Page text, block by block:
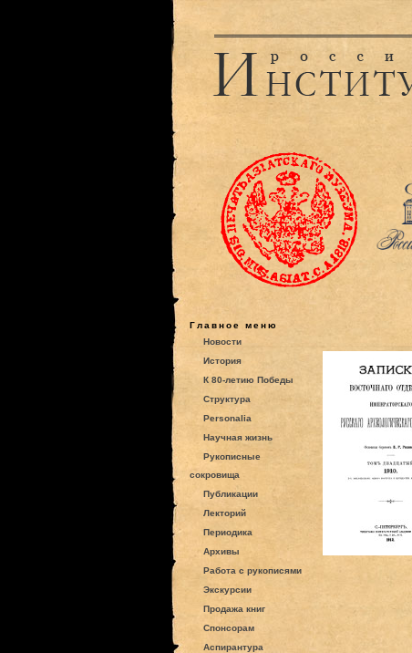
Главное меню
Новости
История
К 80-летию Победы
Структура
Personalia
Научная жизнь
Рукописные
сокровища
Публикации
Лекторий
Периодика
Архивы
Работа с рукописями
Экскурсии
Продажа книг
Спонсорам
Аспирантура